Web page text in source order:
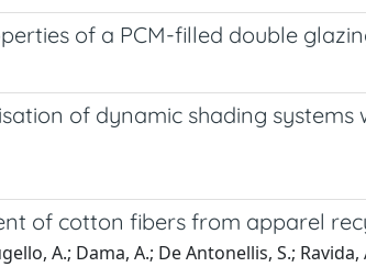
of a PCM-filled double
of dynamic shading systems
of cotton fibers from apparel
A.; Dama, A.; De Antonellis, S.; Ravida,